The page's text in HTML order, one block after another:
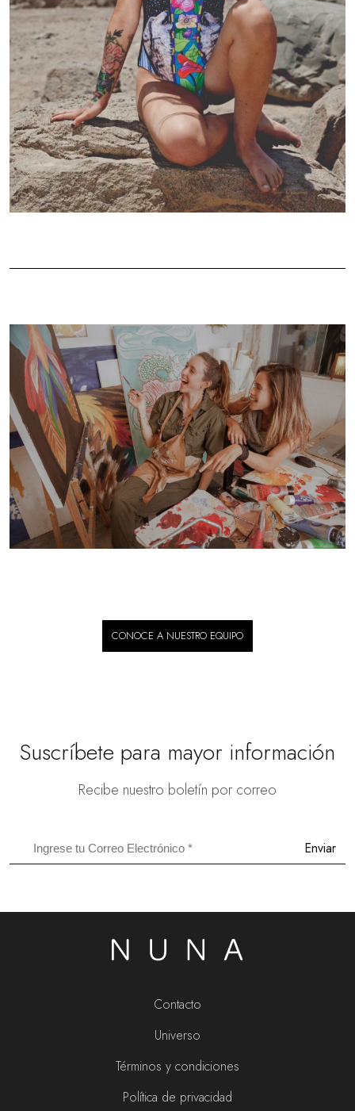
CONOCE A NUESTRO EQUIPO
Suscríbete para mayor información
Recibe nuestro boletín por correo
Enviar
Contacto
Universo
Términos y condiciones
Política de privacidad